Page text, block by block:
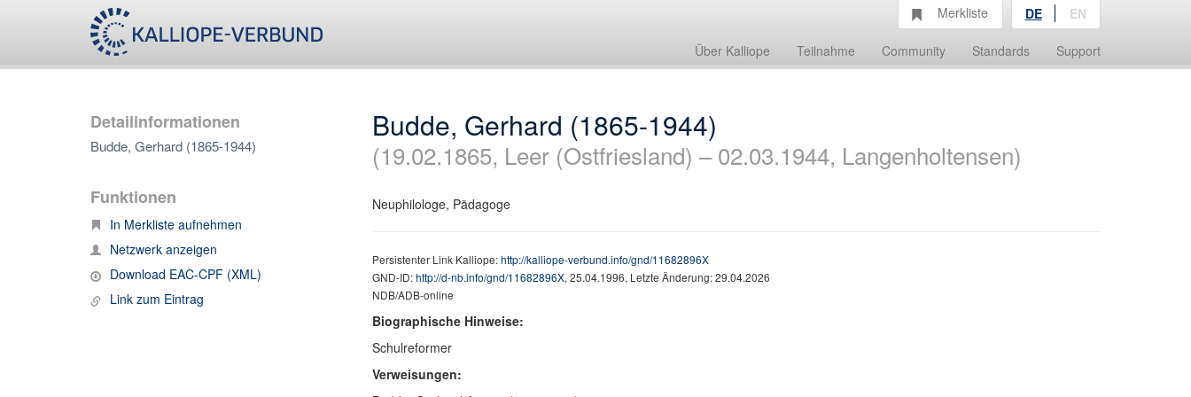
Über Kalliope Teilnahme Community Standards Support
Merkliste DE EN
Detailinformationen
Budde, Gerhard (1865-1944)
Funktionen
In Merkliste aufnehmen
Netzwerk anzeigen
Download EAC-CPF (XML)
Link zum Eintrag
Budde, Gerhard (1865-1944)
(19.02.1865, Leer (Ostfriesland) – 02.03.1944, Langenholtensen)
Neuphilologe, Pädagoge
Persistenter Link Kalliope:http://kalliope-verbund.info/gnd/11682896X
GND-ID:http://d-nb.info/gnd/11682896X, 25.04.1996, Letzte Änderung: 29.04.2026
NDB/ADB-online
Biographische Hinweise:
Schulreformer
Verweisungen: